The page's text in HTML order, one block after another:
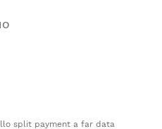
split payment a far data